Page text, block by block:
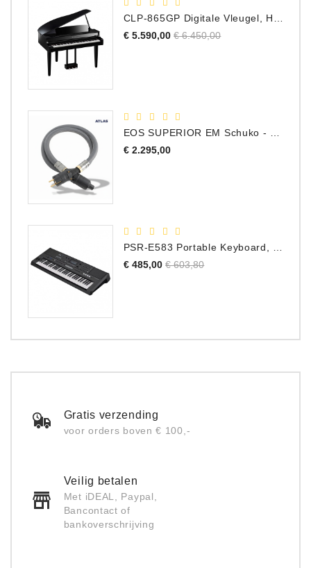
CLP-865GP Digitale Vleugel, Hoogglans Zwart, DEMO Model
€ 5.590,00 Normale
€ 6.450,00Prijs
€ 2.295,00Prijs
€ 485,00 Normale
€ 603,80Prijs
Gratis verzending
voor orders boven € 100,-
Veilig betalen
Met iDEAL, Paypal,
Bancontact of
bankoverschrijving